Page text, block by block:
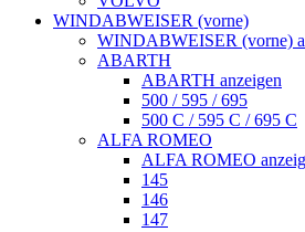
WINDABWEISER (vorne)
WINDABWEISER (vorne)
ABARTH
ABARTH anzeigen
500 / 595 / 695
500 C / 595 C / 695 C
ALFA ROMEO
ALFA ROMEO
145
146
147